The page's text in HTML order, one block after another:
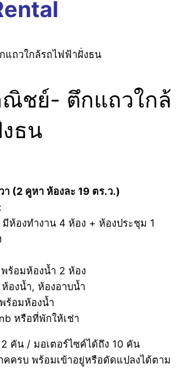
ณิชย์- ตึกแถวใกล้
ธน
า (2 คูหา ห้องละ 19 ตร.ว.)
ห้องทำงาน 4 ห้อง + ห้องประชุม 1
ร้อมห้องน้ำ 2 ห้อง
องน้ำ, ห้องอาบน้ำ
ร้อมห้องน้ำ
หรือที่พักให้เช่า
คัน / มอเตอร์ไซค์ได้ถึง 10 คัน
คครบ พร้อมเข้าอยู่หรือดัดแปลงได้ตาม